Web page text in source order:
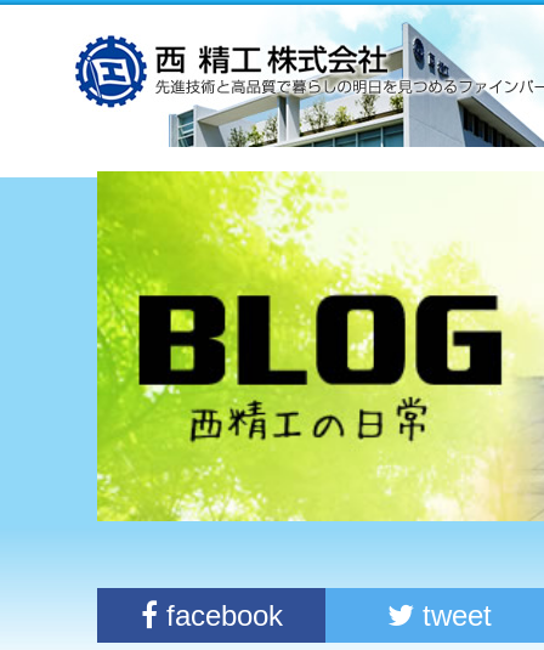
facebook tweet